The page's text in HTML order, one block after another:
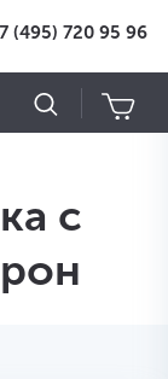
(495) 720 95 96
с